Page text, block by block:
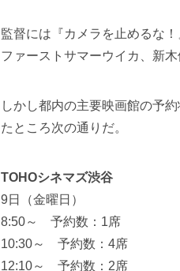
監督には『カメラを止めるな
ファーストサマーウイカ、新
しかし都内の主要映画館の予
たところ次の通りだ。
TOHOシネマズ渋谷
9日（金曜日）
8:50～ 予約数：1席
10:30～ 予約数：4席
12:10～ 予約数：2席